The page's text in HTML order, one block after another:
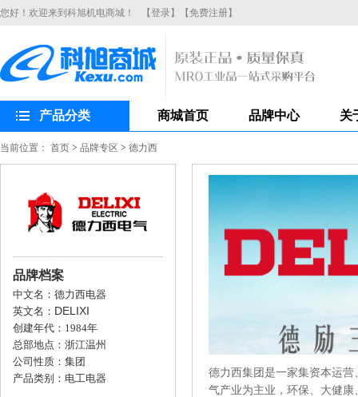
您好！欢迎来到科旭机电商城！ 【登录】 【免费注册】
产品分类 商城首页 品牌中心 关
当前位置： 首页 > 品牌专区 > 德力西
品牌档案
中文名：德力西电器
英文名： DELIXI
创建年代：1984年
总部地点：浙江温州
公司性质：集团
产品类别：电工电器
德力西集团是一家集资本运
气产业为主业，环保、大健